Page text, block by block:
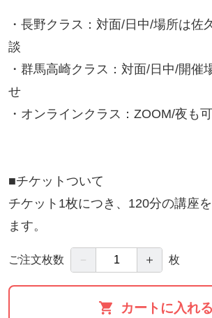
・長野クラス：対面/日中/場所は佐
談
・群馬高崎クラス：対面/日中/開催
せ
・オンラインクラス：ZOOM/夜も可
■チケットついて
チケット1枚につき、120分の講座
ます。
各講座の日程につきましては、そ
ていただきます。
ご注文枚数 － ＋ 枚
カートに入れる